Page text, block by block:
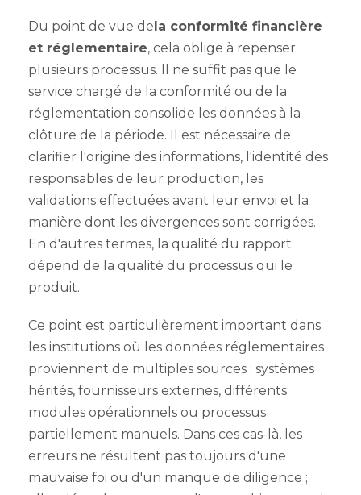
Du point de vue dela conformité financière
et réglementaire, cela oblige à repenser
plusieurs processus. Il ne suffit pas que le
service chargé de la conformité ou de la
réglementation consolide les données à la
clôture de la période. Il est nécessaire de
clarifier l'origine des informations, l'identité des
responsables de leur production, les
validations effectuées avant leur envoi et la
manière dont les divergences sont corrigées.
En d'autres termes, la qualité du rapport
dépend de la qualité du processus qui le
produit.
Ce point est particulièrement important dans
les institutions où les données réglementaires
proviennent de multiples sources : systèmes
hérités, fournisseurs externes, différents
modules opérationnels ou processus
partiellement manuels. Dans ces cas-là, les
erreurs ne résultent pas toujours d'une
mauvaise foi ou d'un manque de diligence ;